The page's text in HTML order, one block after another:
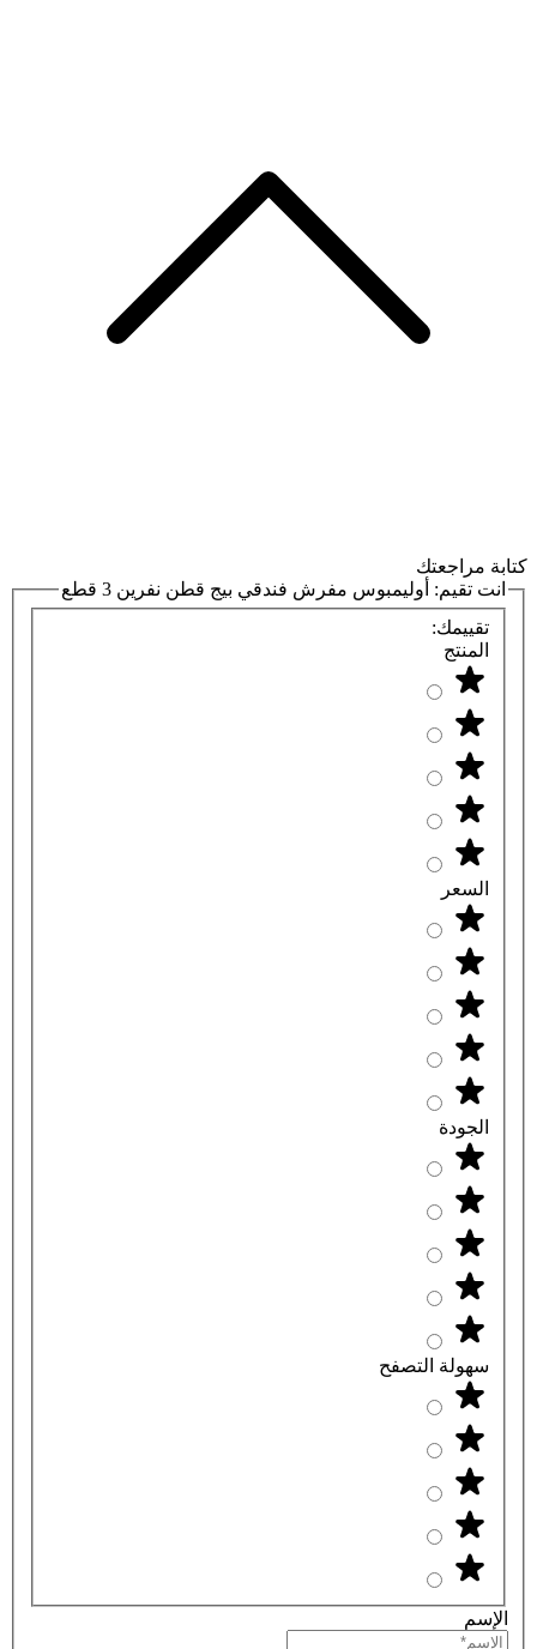
كتابة مراجعتك
انت تقيم: أوليمبوس مفرش فندقي بيج قطن نفرين 3 قطع
تقييمك:
المنتج
السعر
الجودة
سهولة التصفح
الإسم